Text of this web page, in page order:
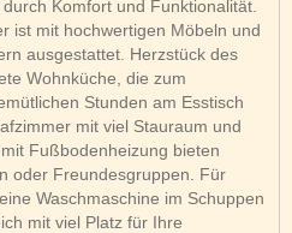
Komfort und Funktionalität.
ist mit hochwertigen Möbeln und
ausgestattet. Herzstück des
Wohnküche, die zum
Stunden am Esstisch
mit viel Stauraum und
Fußbodenheizung bieten
oder Freundesgruppen. Für
Waschmaschine im Schuppen
mit viel Platz für Ihre